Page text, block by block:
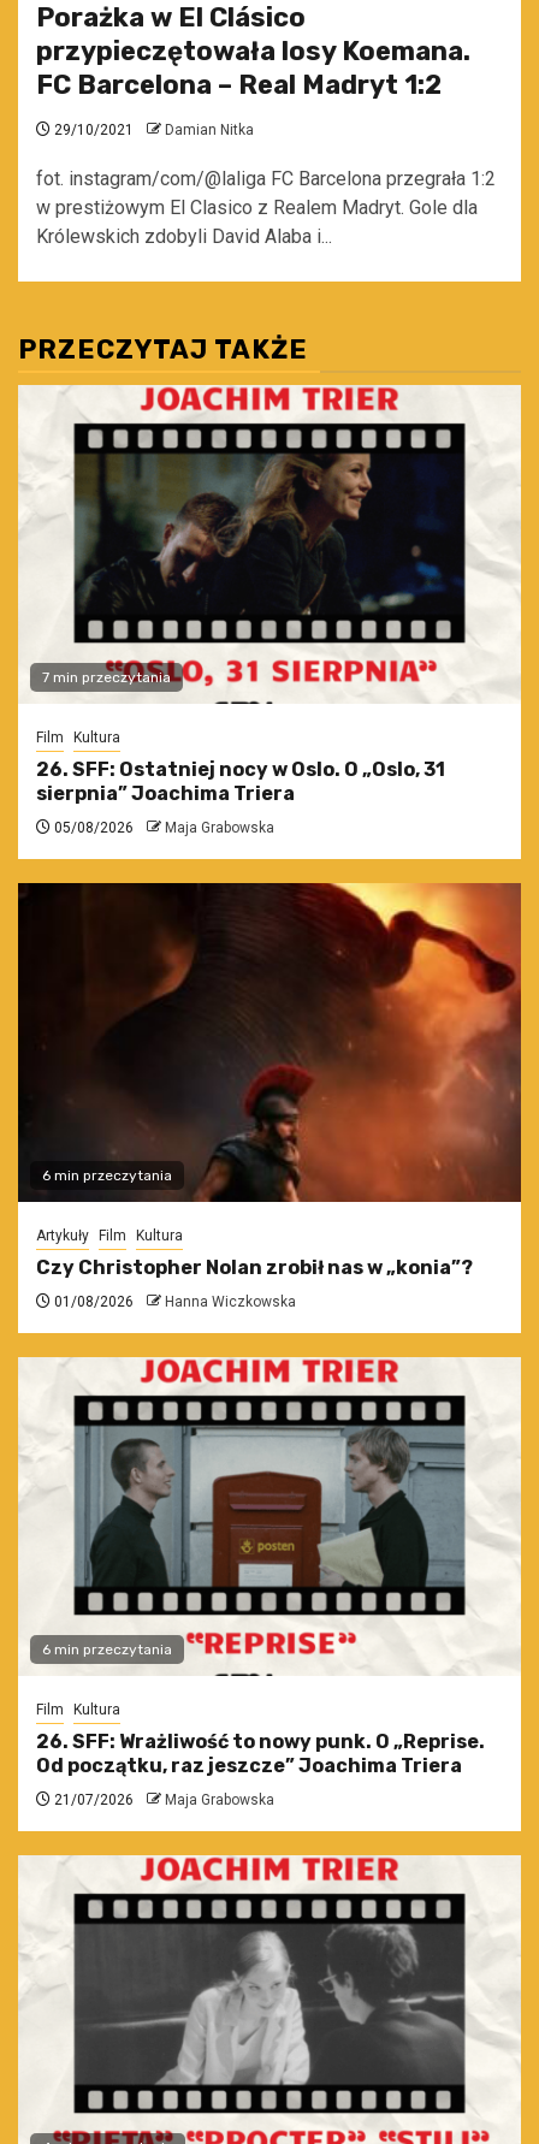
Porażka w El Clásico
przypieczętowała losy Koemana.
FC Barcelona – Real Madryt 1:2
29/10/2021 Damian Nitka
fot. instagram/com/@laliga FC Barcelona przegrała 1:2
w prestiżowym El Clasico z Realem Madryt. Gole dla
Królewskich zdobyli David Alaba i...
PRZECZYTAJ TAKŻE
7 min przeczytania
Film Kultura
26. SFF: Ostatniej nocy w Oslo. O „Oslo, 31
sierpnia” Joachima Triera
05/08/2026 Maja Grabowska
6 min przeczytania
Artykuły Film Kultura
Czy Christopher Nolan zrobił nas w „konia”?
01/08/2026 Hanna Wiczkowska
6 min przeczytania
Film Kultura
26. SFF: Wrażliwość to nowy punk. O „Reprise.
Od początku, raz jeszcze” Joachima Triera
21/07/2026 Maja Grabowska